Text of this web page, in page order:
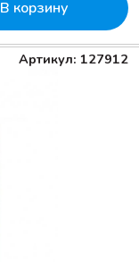
В корзину
Артикул: 127912